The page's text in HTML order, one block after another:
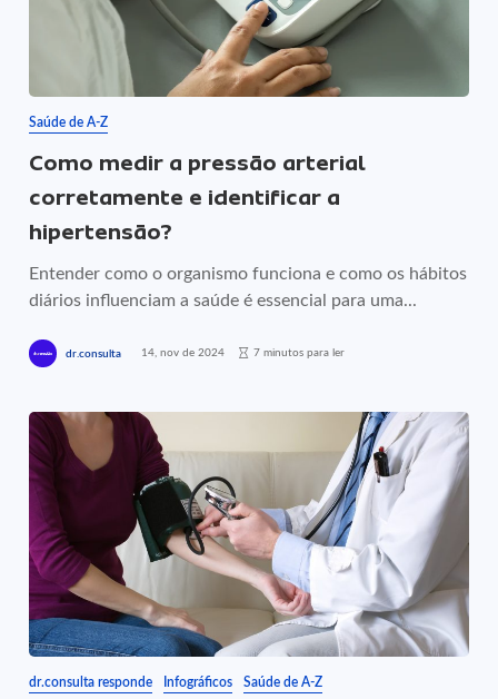
Saúde de A-Z
Como medir a pressão arterial
corretamente e identificar a
hipertensão?
Entender como o organismo funciona e como os hábitos
diários influenciam a saúde é essencial para uma...
dr.consulta 14, nov de 2024 7 minutos para ler
dr.consulta responde Infográficos Saúde de A-Z